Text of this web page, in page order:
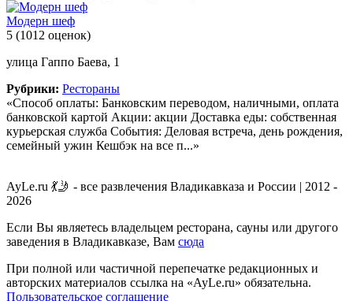
Модерн шеф
5 (1012 оценок)
улица Гаппо Баева, 1
Рубрики: Рестораны
«Способ оплаты: Банковским переводом, наличными, оплата
банковской картой Акции: акции Доставка еды: собственная
курьерская служба События: Деловая встреча, день рождения,
семейный ужин Кешбэк на все п...»
AyLe.ru 💃🤳 - все развлечения Владикавказа и России | 2012 -
2026
Если Вы являетесь владельцем ресторана, сауны или другого
заведения в Владикавказе, Вам сюда
При полной или частичной перепечатке редакционных и
авторских материалов ссылка на «AyLe.ru» обязательна.
Пользовательское соглашение